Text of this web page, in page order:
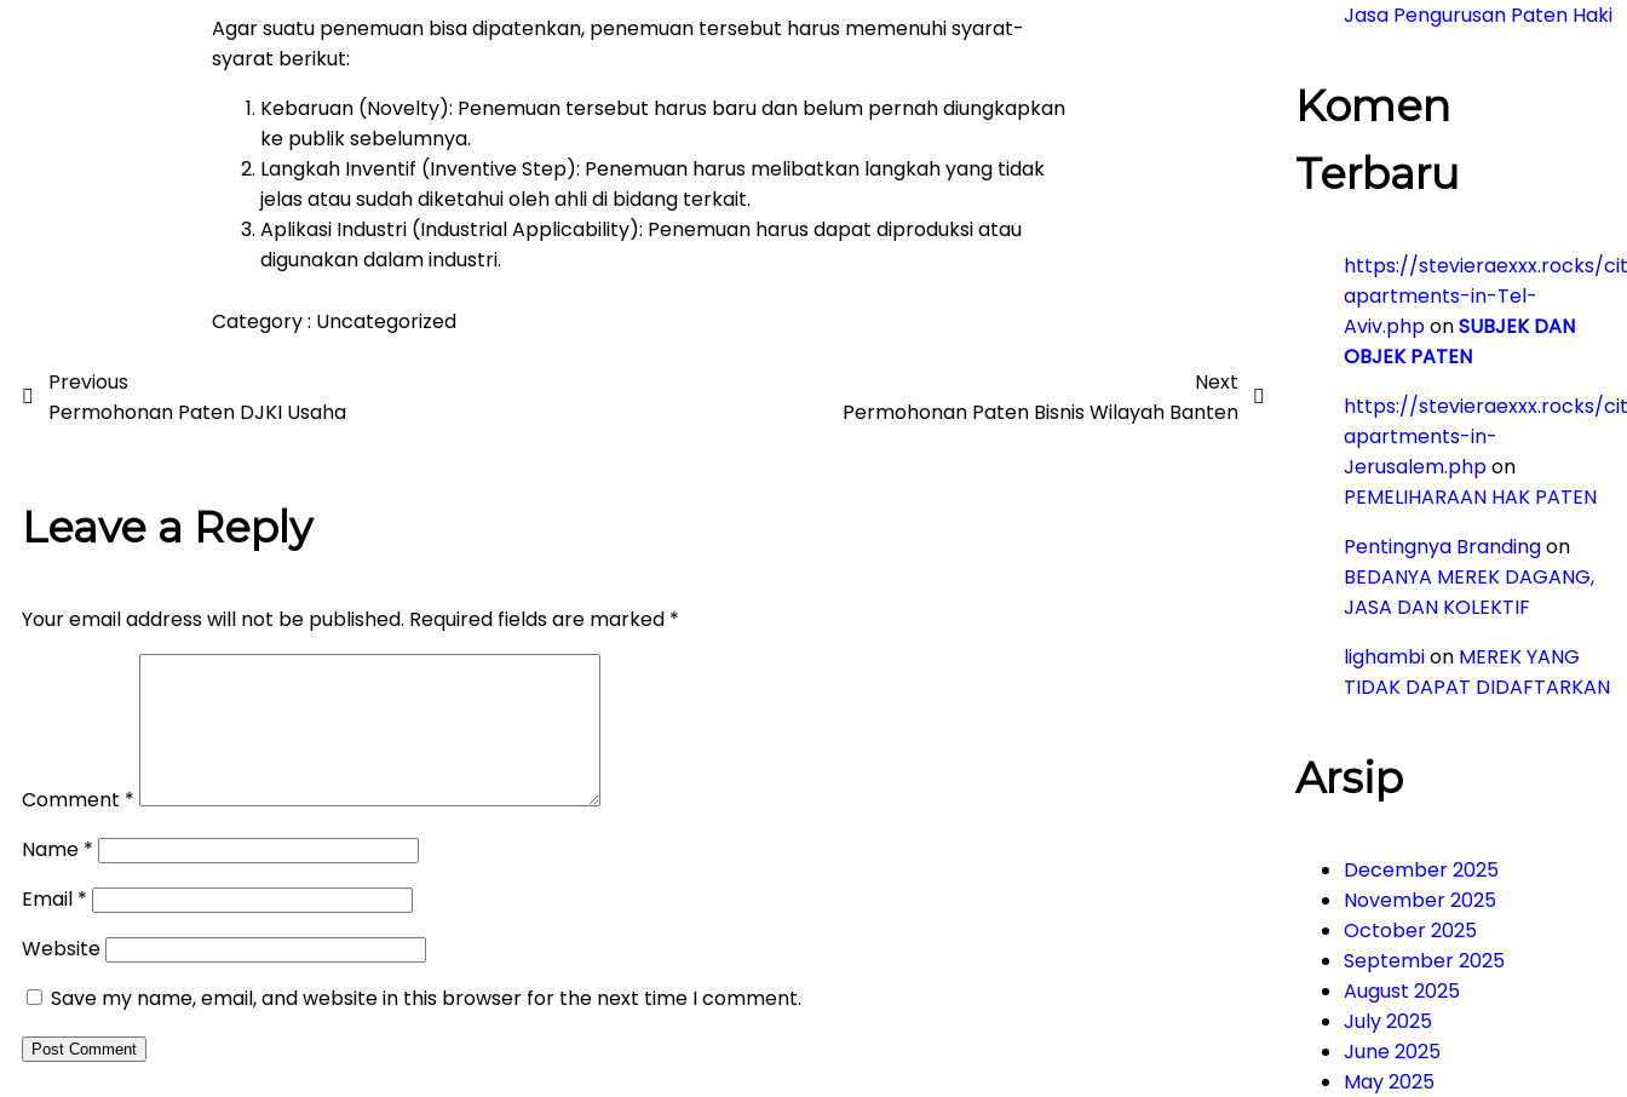
Agar suatu penemuan bisa dipatenkan, penemuan tersebut harus memenuhi syarat-
syarat berikut:
Kebaruan (Novelty): Penemuan tersebut harus baru dan belum pernah diungkapkan
ke publik sebelumnya.
Langkah Inventif (Inventive Step): Penemuan harus melibatkan langkah yang tidak
jelas atau sudah diketahui oleh ahli di bidang terkait.
Aplikasi Industri (Industrial Applicability): Penemuan harus dapat diproduksi atau
digunakan dalam industri.
Category : Uncategorized
Previous
Permohonan Paten DJKI Usaha
Next
Permohonan Paten Bisnis Wilayah Banten
Leave a Reply
Your email address will not be published. Required fields are marked *
Comment *
Name *
Email *
Website
Save my name, email, and website in this browser for the next time I comment.
Jasa Pengurusan Paten Haki
Komen
Terbaru
https://stevieraexxx.rocks/
apartments-in-Tel-
Aviv.phponSUBJEK DAN
OBJEK PATEN
https://stevieraexxx.rocks/
apartments-in-
Jerusalem.phpon
PEMELIHARAAN HAK PATEN
Pentingnya Brandingon
BEDANYA MEREK DAGANG,
JASA DAN KOLEKTIF
lighambion MEREK YANG
TIDAK DAPAT DIDAFTARKAN
Arsip
December 2025
November 2025
October 2025
September 2025
August 2025
July 2025
June 2025
May 2025